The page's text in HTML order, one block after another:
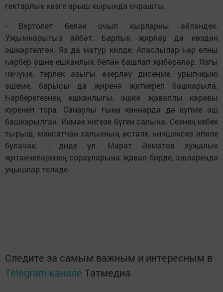
гектарлык көзге арыш кырында очрашты.
- Вертолет белән очып кырларны әйләндек.
Уҗымнарыгыз әйбәт. Барлык җирләр дә көздән
эшкәртелгән. Яз да матур килде. Апаслылар һәр елны
һәрбер эшне ешканлык белән башлап җибәрәләр. Язгы
чәчүме, терлек азыгы әзерләү дисеңме, урып-җыю
эшеме, барысы да җиренә җиткереп башкарыла.
Һәрберегезнең ешканлыгы, эшкә җаваплы каравы
күренеп тора. Санаулы гына көннәрдә дә күпме эш
башкарылган. Икмәк нигезе бүген салына. Сезнең кебек
тырыш, максатчан халыкның өстәле, һичшиксез ипиле
булачак, - диде ул. Марат Әхмәтов хуҗалык
җитәкчеләренең сорауларына җавап бирде, эшләрендә
уңышлар теләде.
Следите за самым важным и интересным в
Telegram-канале Татмедиа